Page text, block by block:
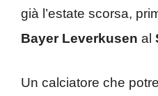
già l’estate scorsa,
Bayer Leverkusen al
Un calciatore che